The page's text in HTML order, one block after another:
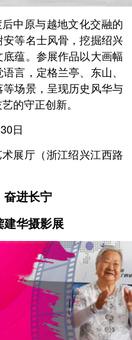
中原与越地文化交融的
等名士风骨，挖掘绍兴
底蕴。参展作品以大画幅
言，定格兰亭、东山、
场景，呈现历史风华与
的守正创新。
日
展厅 （浙江绍兴江西路
奋进长宁
华摄影展